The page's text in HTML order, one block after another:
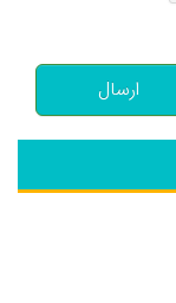
ارسال